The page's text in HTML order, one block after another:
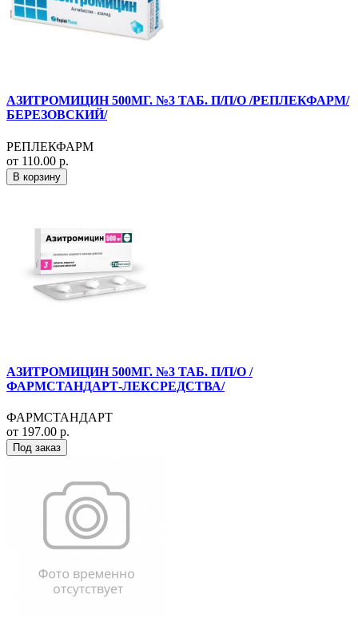
АЗИТРОМИЦИН 500МГ. №3 ТАБ. П/П/О /РЕПЛЕКФАРМ/
БЕРЕЗОВСКИЙ/
РЕПЛЕКФАРМ
от 110.00 р.
В корзину
АЗИТРОМИЦИН 500МГ. №3 ТАБ. П/П/О /
ФАРМСТАНДАРТ-ЛЕКСРЕДСТВА/
ФАРМСТАНДАРТ
от 197.00 р.
Под заказ